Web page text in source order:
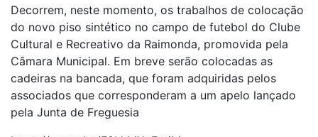
Decorrem, neste momento, os trabalhos de colocação
do novo piso sintético no campo de futebol do Clube
Cultural e Recreativo da Raimonda, promovida pela
Câmara Municipal. Em breve serão colocadas as
cadeiras na bancada, que foram adquiridas pelos
associados que corresponderam a um apelo lançado
pela Junta de Freguesia